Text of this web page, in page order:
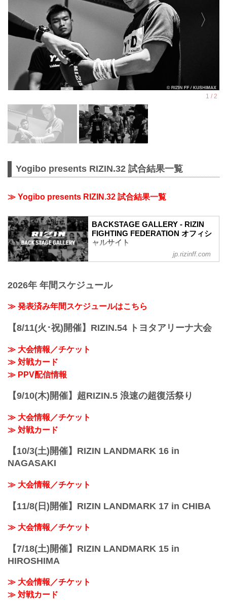
Yogibo presents RIZIN.32 試合結果一覧
≫ Yogibo presents RIZIN.32 試合結果一覧
BACKSTAGE GALLERY - RIZIN
FIGHTING FEDERATION オフィシ
ャルサイト
BACKSTAGE GALLERY の記事一覧 - 格
イジン ファイティング フェデレーショ
いきます。
jp.rizinff.com
2026年 年間スケジュール
≫ 発表済み年間スケジュールはこちら
【8/11(火･祝)開催】RIZIN.54 トヨタアリーナ大会
≫ 大会情報／チケット
≫ 対戦カード
≫ PPV配信情報
【9/10(木)開催】超RIZIN.5 浪速の超復活祭り
≫ 大会情報／チケット
≫ 対戦カード
【10/3(土)開催】RIZIN LANDMARK 16 in
NAGASAKI
≫ 大会情報／チケット
【11/8(日)開催】RIZIN LANDMARK 17 in CHIBA
≫ 大会情報／チケット
【7/18(土)開催】RIZIN LANDMARK 15 in
HIROSHIMA
≫ 大会情報／チケット
≫ 対戦カード